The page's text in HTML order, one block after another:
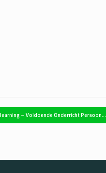
– Voldoende Onderricht Persoon…